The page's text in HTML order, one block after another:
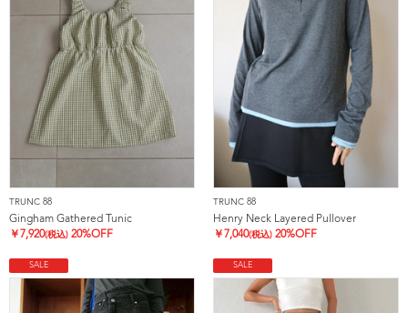
TRUNC 88
Gingham Gathered Tunic
￥ 7,920(税込) 20%OFF
TRUNC 88
Henry Neck Layered Pullover
￥ 7,040(税込) 20%OFF
SALE SALE